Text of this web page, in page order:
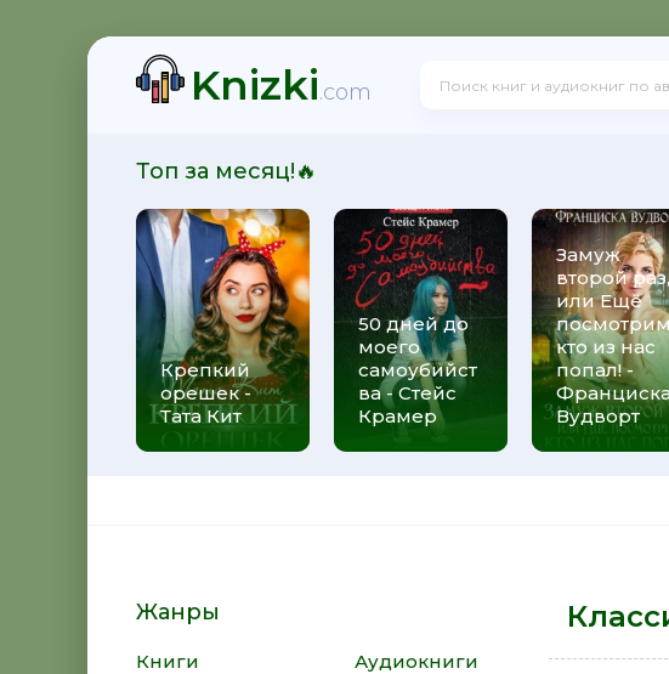
Knizki.com
Топ за месяц!🔥
Крепкий
орешек -
Тата Кит
50 дней до
моего
самоубийст
ва - Стейс
Крамер
Замуж
второй раз,
или Ещё
кто из нас
попал! -
Вудворт
Жанры
Книги Аудиокниги